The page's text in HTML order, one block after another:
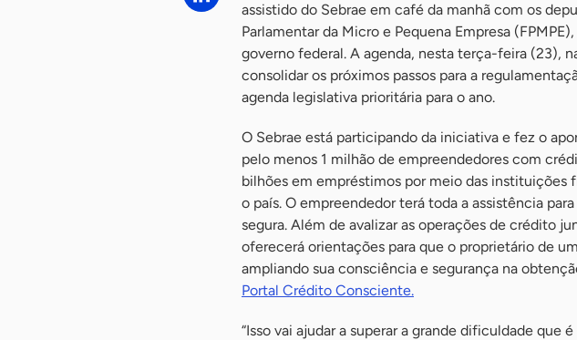
assistido do Sebrae em café da manhã com os
Parlamentar da Micro e Pequena Empresa
governo federal. A agenda, nesta terça-feira (23),
consolidar os próximos passos para a
agenda legislativa prioritária para o ano.
O Sebrae está participando da iniciativa e fez o
pelo menos 1 milhão de empreendedores com
bilhões em empréstimos por meio das instituições
o país. O empreendedor terá toda a assistência
segura. Além de avalizar as operações de crédito
oferecerá orientações para que o proprietário de
ampliando sua consciência e segurança na
Portal Crédito Consciente.
“Isso vai ajudar a superar a grande dificuldade que